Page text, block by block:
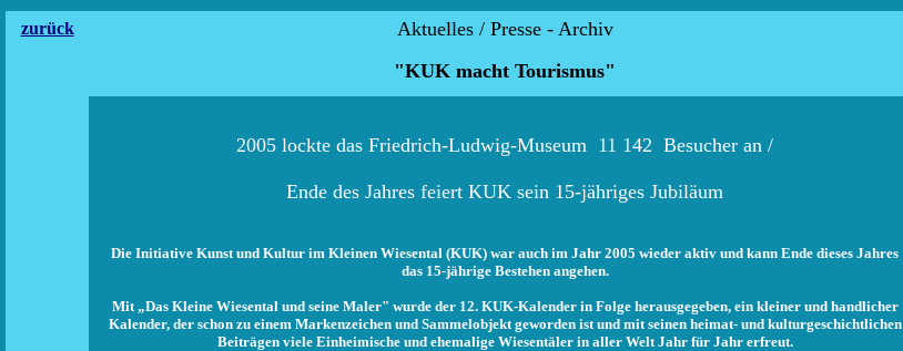
zurück
Aktuelles / Presse - Archiv
"KUK macht Tourismus"
2005 lockte das Friedrich-Ludwig-Museum 11 142 Besucher an /
Ende des Jahres feiert KUK sein 15-jähriges Jubiläum
Die Initiative Kunst und Kultur im Kleinen Wiesental (KUK) war auch im Jahr 2005 wieder aktiv und kann Ende dieses Jahres
das 15-jährige Bestehen angehen.
Mit „Das Kleine Wiesental und seine Maler" wurde der 12. KUK-Kalender in Folge herausgegeben, ein kleiner und handlicher
Kalender, der schon zu einem Markenzeichen und Sammelobjekt geworden ist und mit seinen heimat- und kulturgeschichtlichen
Beiträgen viele Einheimische und ehemalige Wiesentäler in aller Welt Jahr für Jahr erfreut.